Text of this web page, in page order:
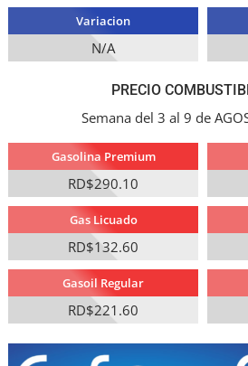
Variacion
N/A
PRECIO
Semana del 3 al 9 de
Gasolina Premium
RD$290.10
Gas Licuado
RD$132.60
Gasoil Regular
RD$221.60